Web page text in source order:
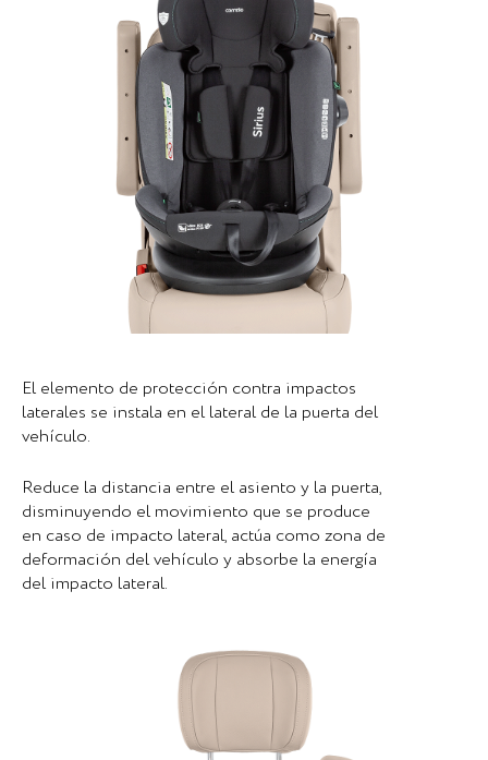
El elemento de protección contra impactos
laterales se instala en el lateral de la puerta del
vehículo.
Reduce la distancia entre el asiento y la puerta,
disminuyendo el movimiento que se produce
en caso de impacto lateral, actúa como zona de
deformación del vehículo y absorbe la energía
del impacto lateral.